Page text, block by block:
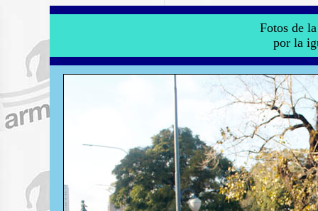
Fotos de
por la